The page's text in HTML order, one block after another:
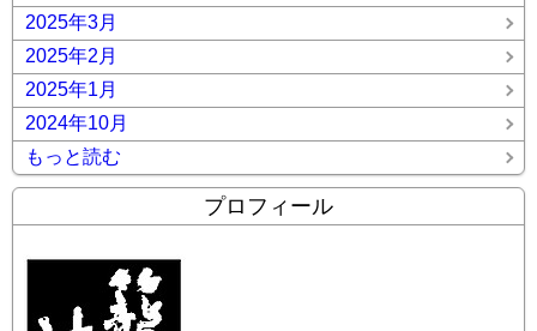
2025年3月
2025年2月
2025年1月
2024年10月
もっと読む
プロフィール